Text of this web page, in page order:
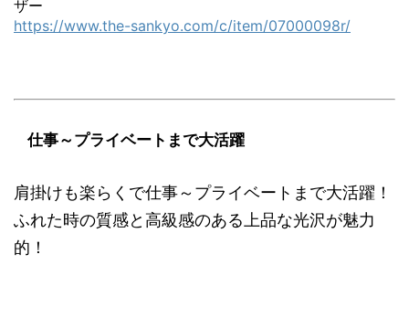
ザー
https://www.the-sankyo.com/c/item/07000098r/
仕事～プライベートまで大活躍
肩掛けも楽らくで仕事～プライベートまで大活躍！
ふれた時の質感と高級感のある上品な光沢が魅力
的！